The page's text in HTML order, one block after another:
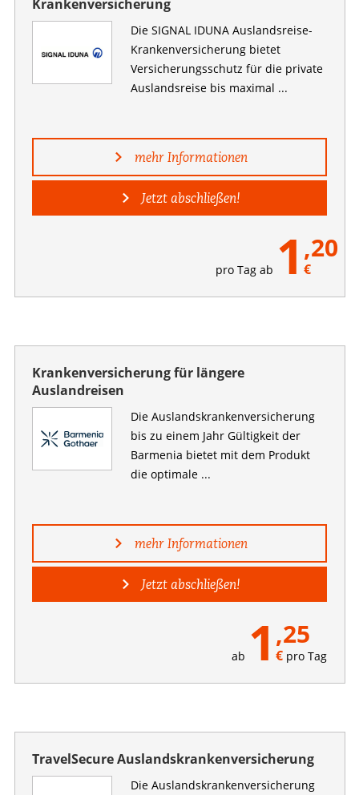
Krankenversicherung
Die SIGNAL IDUNA Auslandsreise-
Kranken­versicherung bietet
Versicherungsschutz für die private
Auslandsreise bis maximal ...
pro Tag ab 1 ,20
€
mehr Informationen
Jetzt abschließen!
Krankenversicherung für längere
Auslandreisen
Die Auslandskranken­versicherung
bis zu einem Jahr Gültigkeit der
Barmenia bietet mit dem Produkt
die optimale ...
ab 1 ,25
€pro Tag
mehr Informationen
Jetzt abschließen!
TravelSecure Auslandskrankenversicherung
Die Auslandskranken­versicherung